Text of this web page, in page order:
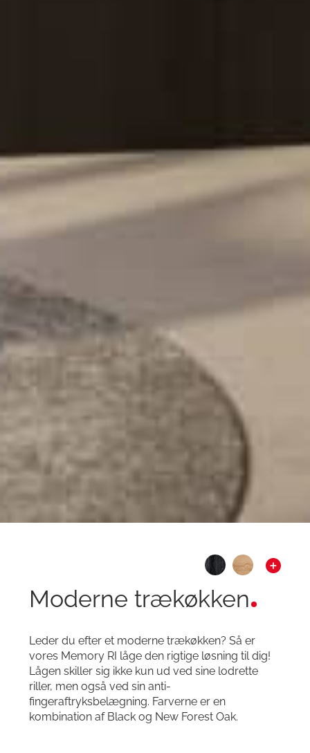
Moderne trækøkken
Leder du efter et moderne trækøkken? Så er
vores Memory RI låge den rigtige løsning til dig!
Lågen skiller sig ikke kun ud ved sine lodrette
riller, men også ved sin anti-
fingeraftryksbelægning. Farverne er en
kombination af Black og New Forest Oak.